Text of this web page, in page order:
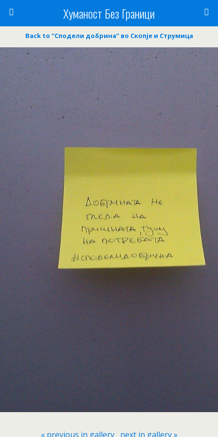
Хуманост Без Граници
Back to “Сподели добрина” во Скопје и Струмица
« previous in gallery next in gallery »